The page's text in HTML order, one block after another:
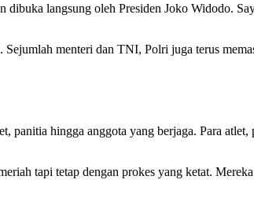
langsung oleh Presiden Joko Widodo.
menteri dan TNI, Polri juga terus
panitia hingga anggota yang berjaga. Para
tapi tetap dengan prokes yang ketat.